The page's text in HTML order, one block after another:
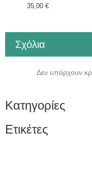
35,00 €
Σχόλια
Δεν υπάρχουν
Κατηγορίες
Ετικέτες